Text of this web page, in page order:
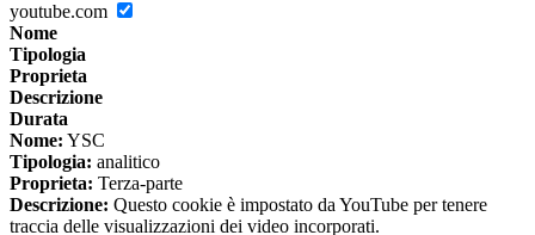
youtube.com
Nome
Tipologia
Proprieta
Descrizione
Durata
Nome: YSC
Tipologia: analitico
Proprieta: Terza-parte
Descrizione: Questo cookie è impostato da YouTube per tenere
traccia delle visualizzazioni dei video incorporati.